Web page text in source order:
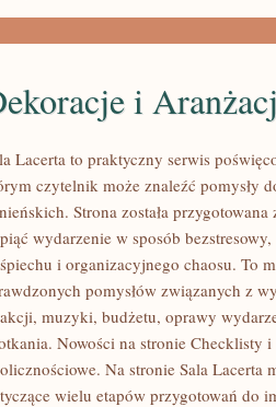
i
Lacerta to praktyczny serwis
czytelnik może znaleźć pomysły
Strona została
wydarzenie w sposób
i organizacyjnego chaosu. To
pomysłów związanych z
muzyki, budżetu, oprawy
Nowości na stronie Checklisty
Na stronie Sala Lacerta
wielu etapów przygotowań do